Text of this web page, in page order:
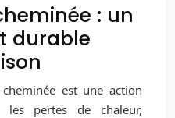
: un
durable
est une action
les pertes de chaleur,